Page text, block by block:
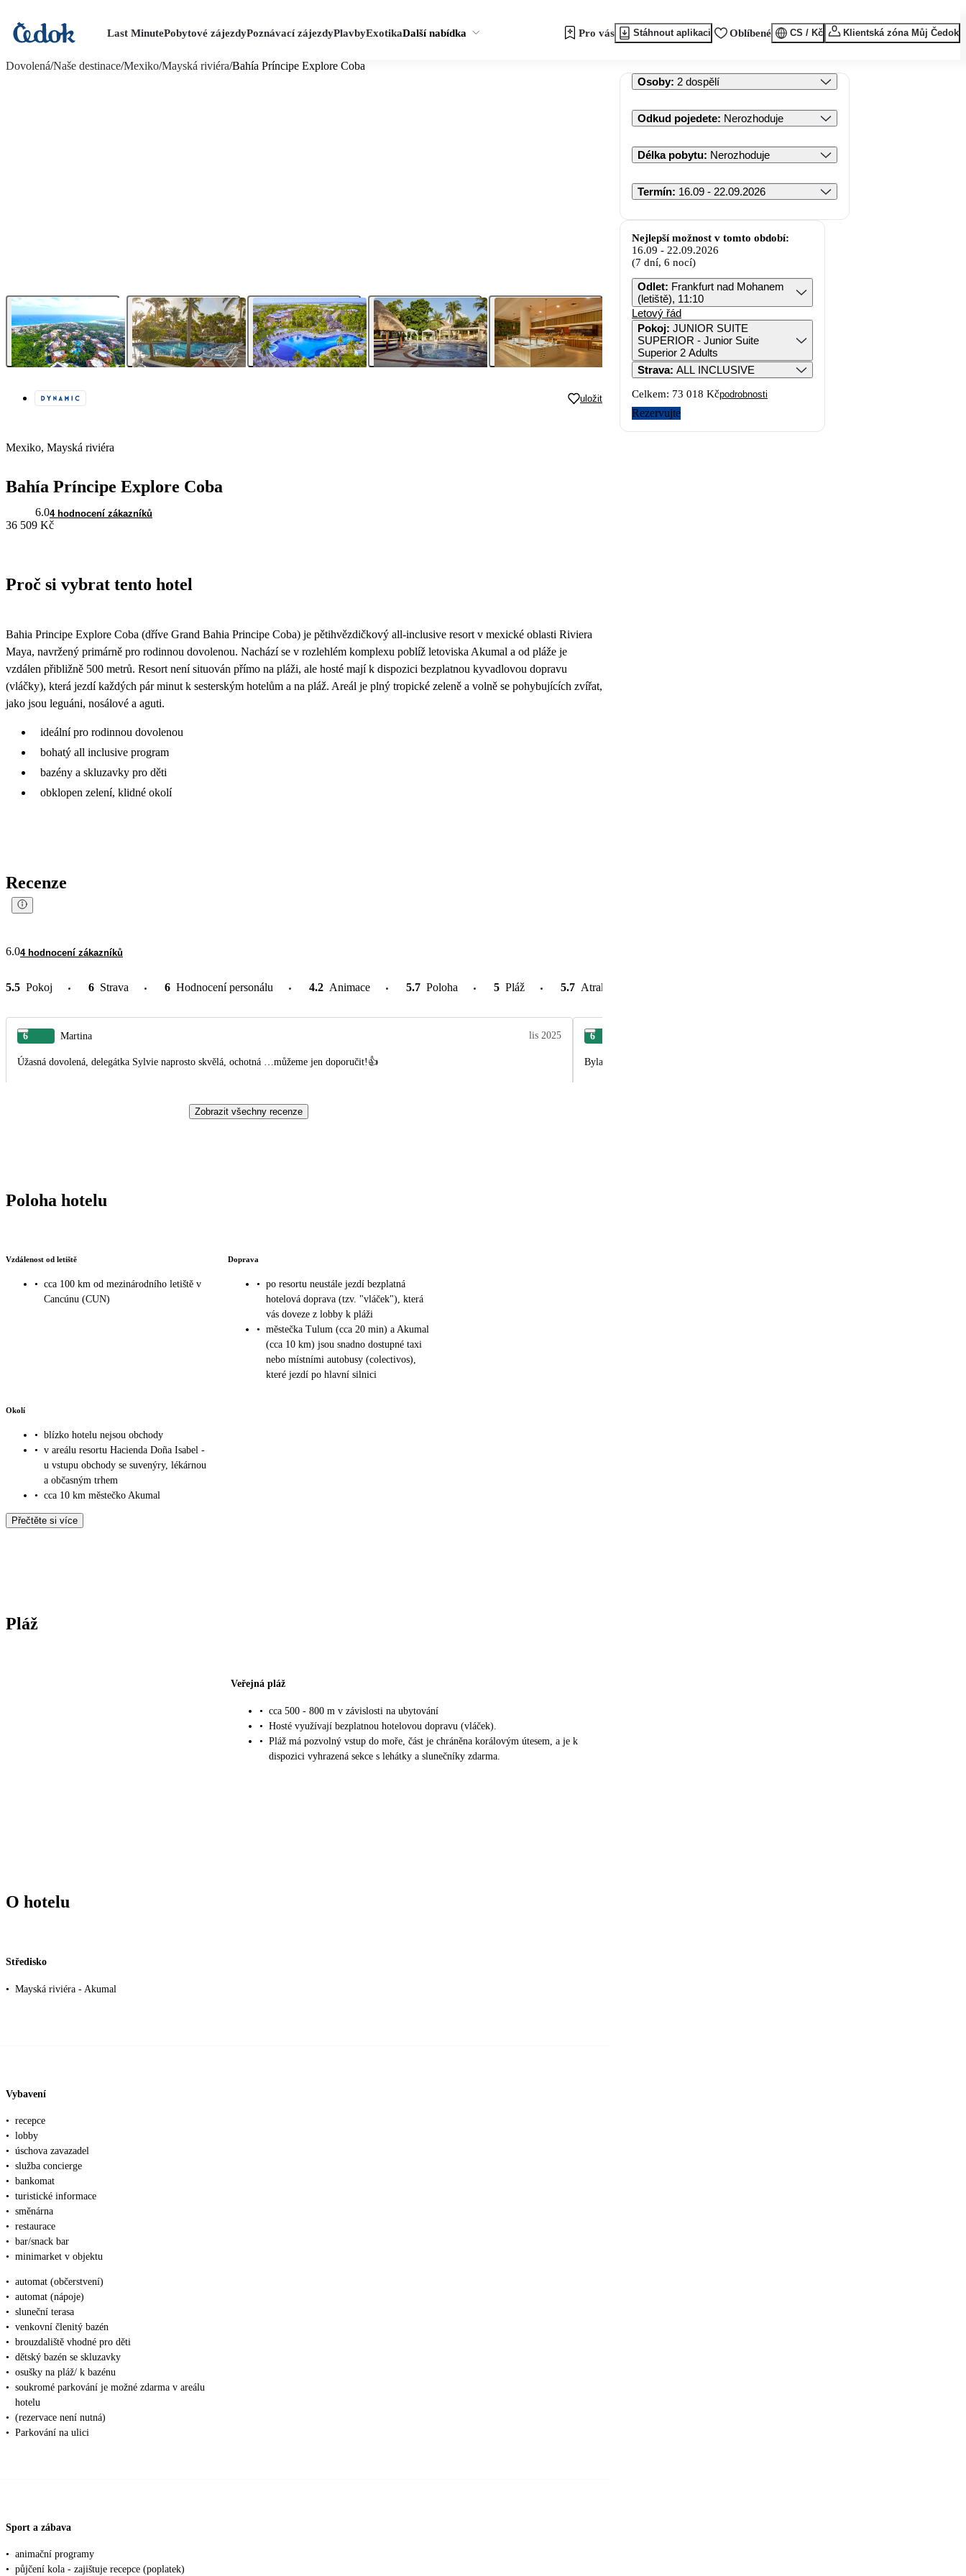
Last MinutePobytové zájezdyPoznávací zájezdyPlavbyExotikaDalší nabídka Pro vás Stáhnout aplikaci Oblíbené CS / Kč Klientská zóna Můj Čedok
Dovolená/Naše destinace/Mexiko/Mayská riviéra/Bahía Príncipe Explore Coba
uložit
Mexiko, Mayská riviéra
Bahía Príncipe Explore Coba
6.04 hodnocení zákazníků
36 509 Kč
Proč si vybrat tento hotel
Bahia Principe Explore Coba (dříve Grand Bahia Principe Coba) je pětihvězdičkový all-inclusive resort v mexické oblasti Riviera
Maya, navržený primárně pro rodinnou dovolenou. Nachází se v rozlehlém komplexu poblíž letoviska Akumal a od pláže je
vzdálen přibližně 500 metrů. Resort není situován přímo na pláži, ale hosté mají k dispozici bezplatnou kyvadlovou dopravu
(vláčky), která jezdí každých pár minut k sesterským hotelům a na pláž. Areál je plný tropické zeleně a volně se pohybujících zvířat,
jako jsou leguáni, nosálové a aguti.
ideální pro rodinnou dovolenou
bohatý all inclusive program
bazény a skluzavky pro děti
obklopen zelení, klidné okolí
Recenze
6.04 hodnocení zákazníků
5.5 Pokoj 6 Strava 6 Hodnocení personálu 4.2 Animace 5.7 Poloha 5 Pláž 5.7 Atrakce v okolí
6 Martina lis 2025
Úžasná dovolená, delegátka Sylvie naprosto skvělá, ochotná …můžeme jen doporučit!👍
6
Byla to super dovolená,
Zobrazit všechny recenze
Poloha hotelu
Vzdálenost od letiště
• cca 100 km od mezinárodního letiště v
Cancúnu (CUN)
Doprava
• po resortu neustále jezdí bezplatná
hotelová doprava (tzv. "vláček"), která
vás doveze z lobby k pláži
• městečka Tulum (cca 20 min) a Akumal
(cca 10 km) jsou snadno dostupné taxi
nebo místními autobusy (colectivos),
které jezdí po hlavní silnici
Okolí
• blízko hotelu nejsou obchody
• v areálu resortu Hacienda Doña Isabel -
u vstupu obchody se suvenýry, lékárnou
a občasným trhem
• cca 10 km městečko Akumal
Přečtěte si více
Pláž
Veřejná pláž
• cca 500 - 800 m v závislosti na ubytování
• Hosté využívají bezplatnou hotelovou dopravu (vláček).
• Pláž má pozvolný vstup do moře, část je chráněna korálovým útesem, a je k
dispozici vyhrazená sekce s lehátky a slunečníky zdarma.
O hotelu
Středisko
• Mayská riviéra - Akumal
Vybavení
• recepce
• lobby
• úschova zavazadel
• služba concierge
• bankomat
• turistické informace
• směnárna
• restaurace
• bar/snack bar
• minimarket v objektu
• automat (občerstvení)
• automat (nápoje)
• sluneční terasa
• venkovní členitý bazén
• brouzdaliště vhodné pro děti
• dětský bazén se skluzavky
• osušky na pláž/ k bazénu
• soukromé parkování je možné zdarma v areálu
hotelu
• (rezervace není nutná)
• Parkování na ulici
Sport a zábava
• animační programy
• půjčení kola - zajištuje recepce (poplatek)
Osoby: 2 dospělí
Odkud pojedete: Nerozhoduje
Délka pobytu: Nerozhoduje
Termín: 16.09 - 22.09.2026
Nejlepší možnost v tomto období:
16.09 - 22.09.2026
(7 dní, 6 nocí)
Odlet: Frankfurt nad Mohanem
(letiště), 11:10
Letový řád
Pokoj: JUNIOR SUITE
SUPERIOR - Junior Suite
Superior 2 Adults
Strava: ALL INCLUSIVE
Celkem: 73 018 Kčpodrobnosti
Rezervujte